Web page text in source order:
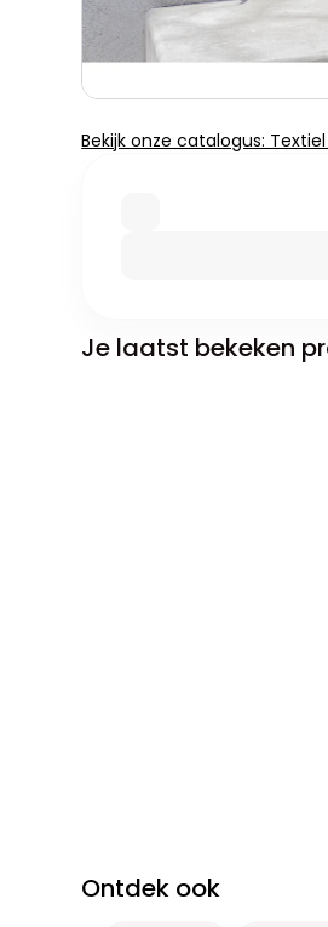
Bekijk onze catalogus:
Je laatst bekeken
Ontdek ook